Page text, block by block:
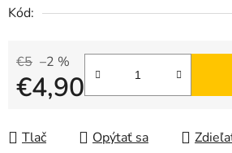
Kód:
€5 –2 %
€4,90
Tlač Opýtať sa